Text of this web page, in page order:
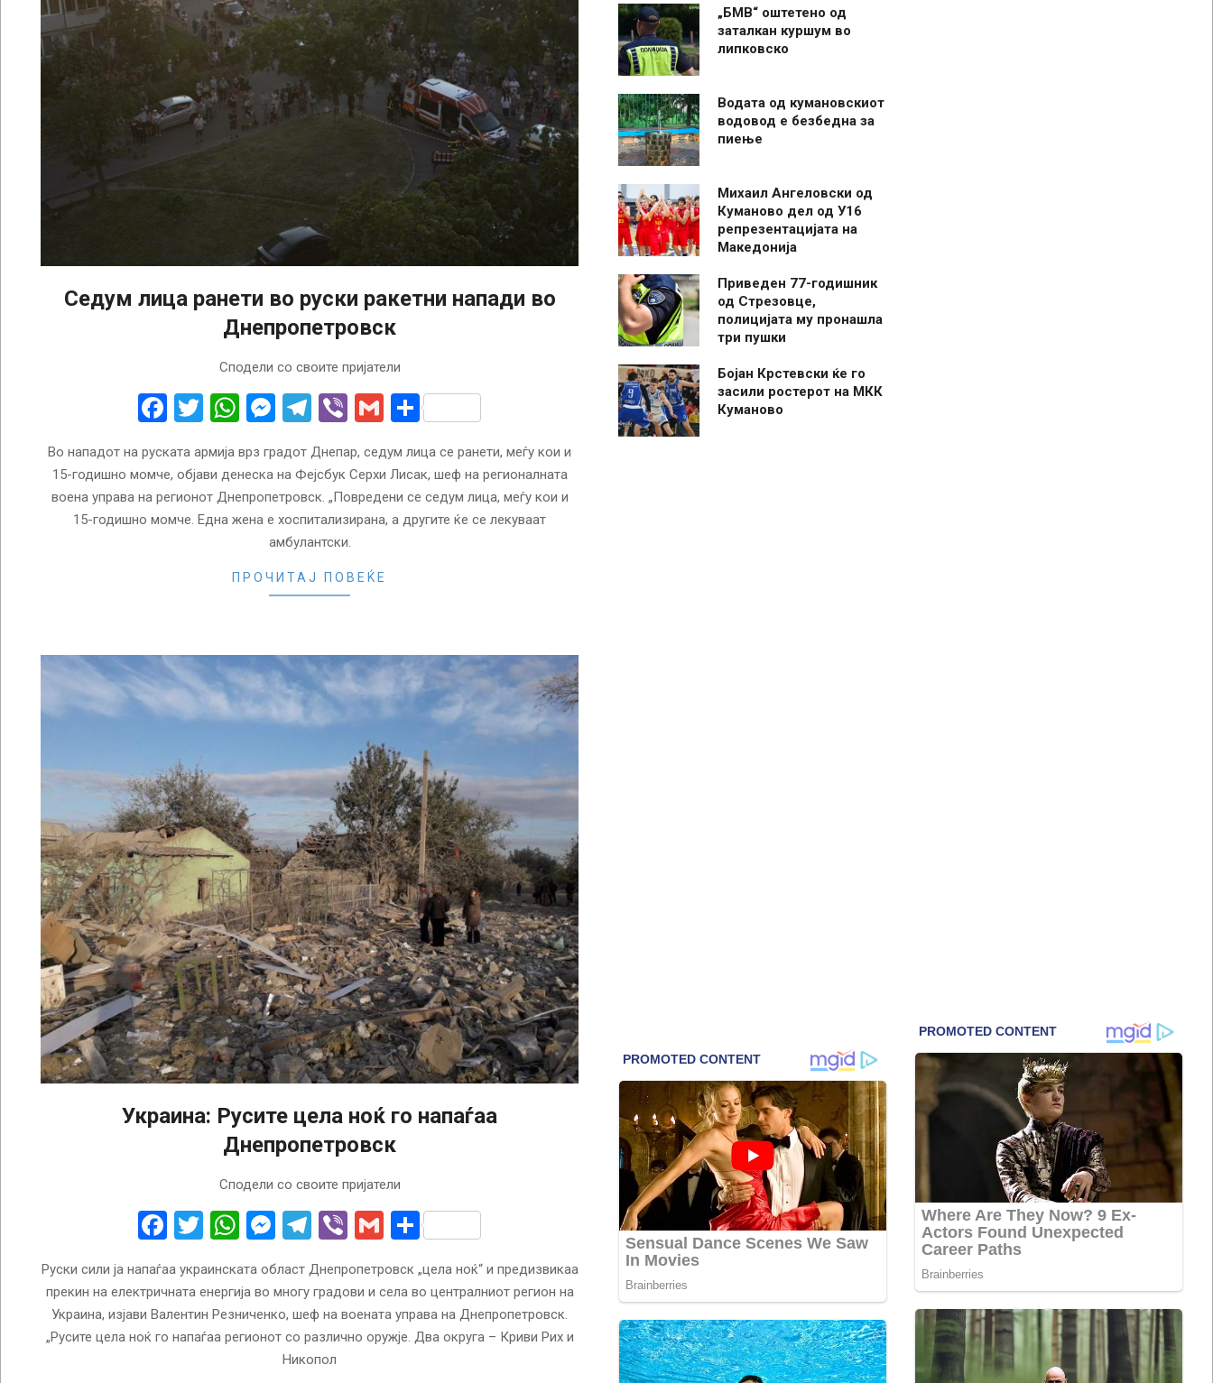
Седум лица ранети во руски ракетни напади во
Днепропетровск
Сподели со своите пријатели
Facebook
Twitter
WhatsApp
Messenger
Telegram
ViberGmailShare
Во нападот на руската армија врз градот Днепар, седум лица се ранети, меѓу кои и
15-годишно момче, објави денеска на Фејсбук Серхи Лисак, шеф на регионалната
воена управа на регионот Днепропетровск. „Повредени се седум лица, меѓу кои и
15-годишно момче. Една жена е хоспитализирана, а другите ќе се лекуваат
амбулантски.
ПРОЧИТАЈ ПОВЕЌЕ
Украина: Русите цела ноќ го напаѓаа
Днепропетровск
Сподели со своите пријатели
Facebook
Twitter
WhatsApp
Messenger
Telegram
ViberGmailShare
Руски сили ја напаѓаа украинската област Днепропетровск „цела ноќ“ и предизвикаа
прекин на електричната енергија во многу градови и села во централниот регион на
Украина, изјави Валентин Резниченко, шеф на воената управа на Днепропетровск.
„Русите цела ноќ го напаѓаа регионот со различно оружје. Два округа – Криви Рих и
Никопол
„БМВ“ оштетено од
заталкан куршум во
липковско
Водата од кумановскиот
водовод е безбедна за
пиење
Михаил Ангеловски од
Куманово дел од У16
репрезентацијата на
Македонија
Приведен 77-годишник
од Стрезовце,
полицијата му пронашла
три пушки
Бојан Крстевски ќе го
засили ростерот на МКК
Куманово